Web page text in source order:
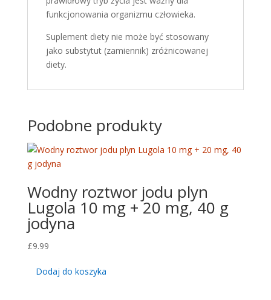
funkcjonowania organizmu człowieka.
Suplement diety nie może być stosowany
jako substytut (zamiennik) zróżnicowanej
diety.
Podobne produkty
Wodny roztwor jodu plyn
Lugola 10 mg + 20 mg, 40 g
jodyna
£9.99
Dodaj do koszyka